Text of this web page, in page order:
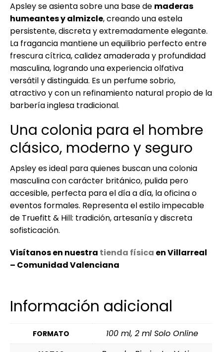
Apsley se asienta sobre una base de maderas
humeantes y almizcle, creando una estela
persistente, discreta y extremadamente elegante.
La fragancia mantiene un equilibrio perfecto entre
frescura cítrica, calidez amaderada y profundidad
masculina, logrando una experiencia olfativa
versátil y distinguida. Es un perfume sobrio,
atractivo y con un refinamiento natural propio de la
barbería inglesa tradicional.
Una colonia para el hombre
clásico, moderno y seguro
Apsley es ideal para quienes buscan una colonia
masculina con carácter británico, pulida pero
accesible, perfecta para el día a día, la oficina o
eventos formales. Representa el estilo impecable
de Truefitt & Hill: tradición, artesanía y discreta
sofisticación.
Visítanos en nuestra tienda física en Villarreal
– Comunidad Valenciana
Información adicional
FORMATO 100 ml, 2 ml Solo Online